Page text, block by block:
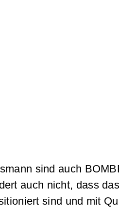
sind auch
auch nicht, dass
sind und mit